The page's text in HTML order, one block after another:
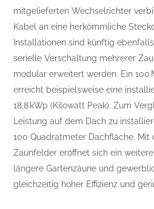
mitgelieferten Wechselrichter
Kabel an eine herkömmliche
Installationen sind künftig
serielle Verschaltung mehrerer
modular erweitert werden. Ein 100
erreicht beispielsweise eine
18,8 kWp (Kilowatt Peak). Zum
Leistung auf dem Dach zu
100 Quadratmeter Dachfläche.
Zaunfelder eröffnet sich ein
längere Gartenzäune und
gleichzeitig hoher Effizienz und